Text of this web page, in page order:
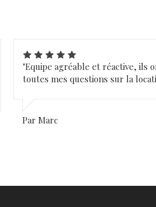
"Equipe agréable et réactive, ils
toutes mes questions sur la
Par Marc